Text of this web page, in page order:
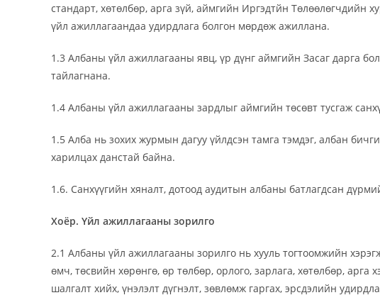
стандарт, хөтөлбөр, арга зүй, аймгийн Иргэдтйн Төлөөлөгчдийн
үйл ажиллагаандаа удирдлага болгон мөрдөж ажиллана.
1.3 Албаны үйл ажиллагааны явц, үр дүнг аймгийн Засаг дарга
тайлагнана.
1.4 Албаны үйл ажиллагааны зардлыг аймгийн төсөвт тусгаж
1.5 Алба нь зохих журмын дагуу үйлдсэн тамга тэмдэг, албан
харилцах данстай байна.
1.6. Санхүүгийн хяналт, дотоод аудитын албаны батлагдсан
Хоёр. Үйл ажиллагааны зорилго
2.1 Албаны үйл ажиллагааны зорилго нь хууль тогтоомжийн
өмч, төсвийн хөрөнгө, өр төлбөр, орлого, зарлага, хөтөлбөр, арга
шалгалт хийх, үнэлэлт дүгнэлт, зөвлөмж гаргах, эрсдэлийн